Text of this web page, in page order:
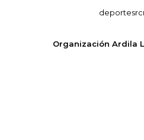
Organización Ardila